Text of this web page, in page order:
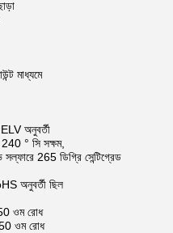
মাধ্যমে
অনুবর্তী
° সি সক্ষম,
265 ডিগ্রি সেন্টিগ্রেড
অনুবর্তী ছিল
ওম রোধ
ওম রোধ